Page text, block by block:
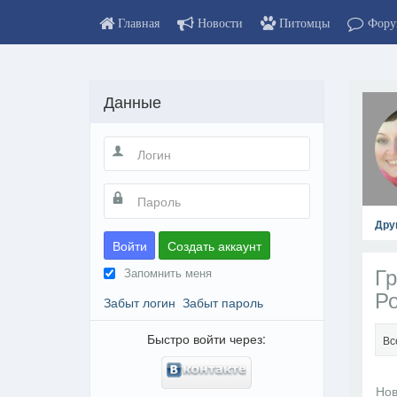
Главная Новости Питомцы
Данные
Войти Создать аккаунт
Запомнить меня
Забыт логин Забыт пароль
Быстро войти через: